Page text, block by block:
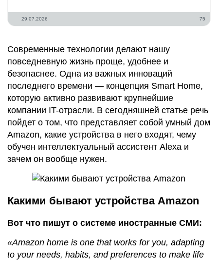
29.07.2026 75
Современные технологии делают нашу
повседневную жизнь проще, удобнее и
безопаснее. Одна из важных инноваций
последнего времени — концепция Smart Home,
которую активно развивают крупнейшие
компании IT-отрасли. В сегодняшней статье речь
пойдет о том, что представляет собой умный дом
Amazon, какие устройства в него входят, чему
обучен интеллектуальный ассистент Alexa и
зачем он вообще нужен.
Какими бывают устройства Amazon
Вот что пишут о системе иностранные СМИ:
«Amazon home is one that works for you, adapting
to your needs, habits, and preferences to make life